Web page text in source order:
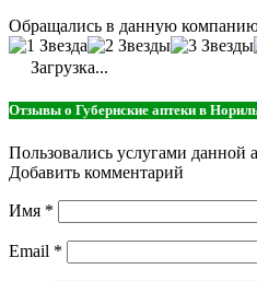
Обращались в данную
Загрузка...
Отзывы о Губернские аптеки в
Пользовались услугами данной
Добавить комментарий
Имя *
Email *